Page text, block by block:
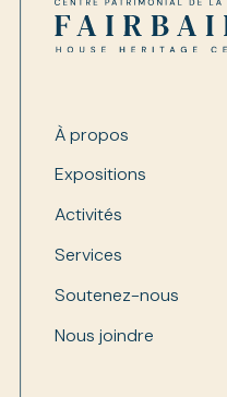
À propos
Expositions
Activités
Services
Soutenez-nous
Nous joindre